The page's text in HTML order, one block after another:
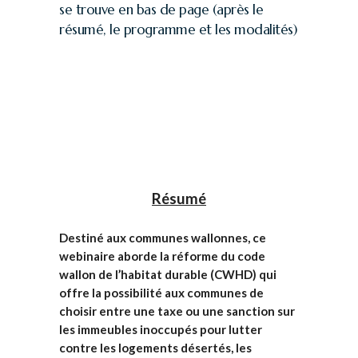
se trouve en bas de page (après le
résumé, le programme et les modalités)
Résumé
Destiné aux communes wallonnes, ce
webinaire aborde la réforme du code
wallon de l’habitat durable (CWHD) qui
offre la possibilité aux communes de
choisir entre une taxe ou une sanction sur
les immeubles inoccupés pour lutter
contre les logements désertés, les